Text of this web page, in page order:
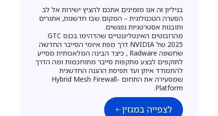
בגיליון זה אנו מזמינים אתכם להציץ ישירות אל לב
הסערה הטכנולוגית – המקום שבו חדשנות, אתגרים
ותובנות אסטרטגיות נפגשים.
מהרובוטים האינטליגנטיים שהדהימו בכנס GTC
2025 של NVIDIA דרך מפת איומי הסייבר החדשה
שחשפה Radware , כיצד הבינה המלאכותית מסייע
לתוקפים לבצע מתקפות סייבר מתוחכמות ומה הדרך
להתמודד איתן ועד תפיסת ההגנה החדשנית
שמסעירה את התחום -Hybrid Mesh Firewall
Platform.
לצפייה במגזין